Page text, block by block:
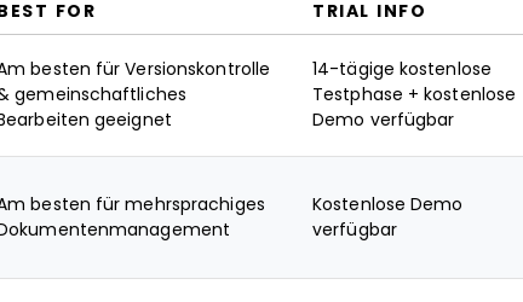
FOR TRIAL INFO
besten für Versionskontrolle
gemeinschaftliches
geeignet
14-tägige kostenlose
Testphase + kostenlose
Demo verfügbar
besten für mehrsprachiges
Kostenlose Demo
verfügbar